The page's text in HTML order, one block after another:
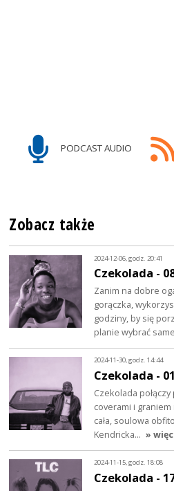
PODCAST AUDIO
Zobacz także
2024-12-06, godz. 20:41
Czekolada -
Zanim na dobre
gorączka,
godziny, by się
planie wybrać
2024-11-30, godz. 14:44
Czekolada -
Czekolada
coverami i graniem
cała, soulowa
Kendricka… »
2024-11-15, godz. 18:08
Czekolada -